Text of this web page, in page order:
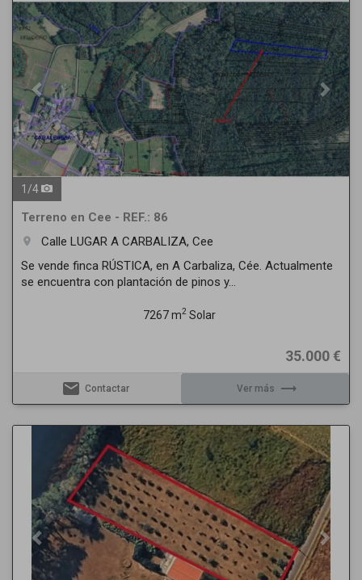
1 /4
Terreno en Cee - REF.: 86
room
Calle LUGAR A CARBALIZA, Cee
Se vende finca RÚSTICA, en A Carbaliza, Cée. Actualmente
se encuentra con plantación de pinos y...
7267 m2Solar
35.000 €
email Contactar Ver más trending_flat
Previous Next